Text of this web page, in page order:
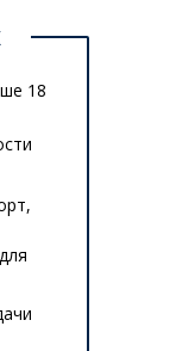
18